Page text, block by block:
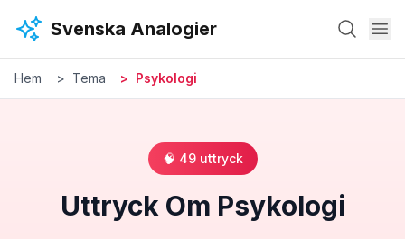
Svenska Analogier
Hem Tema Psykologi
🧠 49uttryck
Uttryck Om Psykologi